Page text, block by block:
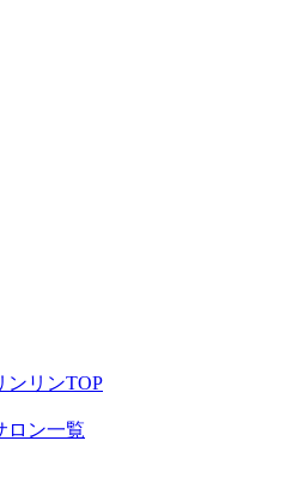
ンリンTOP
ロン一覧